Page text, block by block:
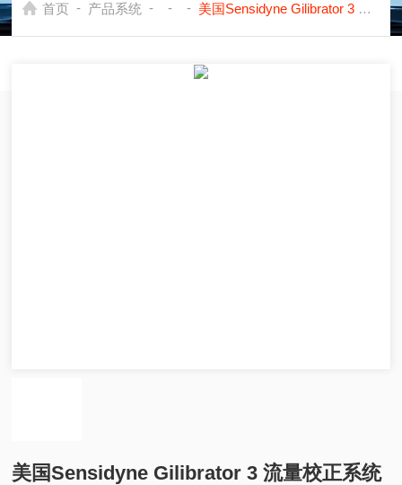
首页 - 产品系统 - - - 美国Sensidyne Gilibrator 3 流量校正系统
美国Sensidyne Gilibrator 3 流量校正系统